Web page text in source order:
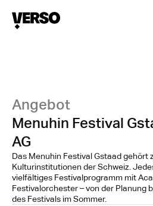
Angebot
Menuhin Festival
AG
Das Menuhin Festival Gstaad gehört
Kulturinstitutionen der Schweiz.
vielfältiges Festivalprogramm mit
Festivalorchester – von der Planung
des Festivals im Sommer.